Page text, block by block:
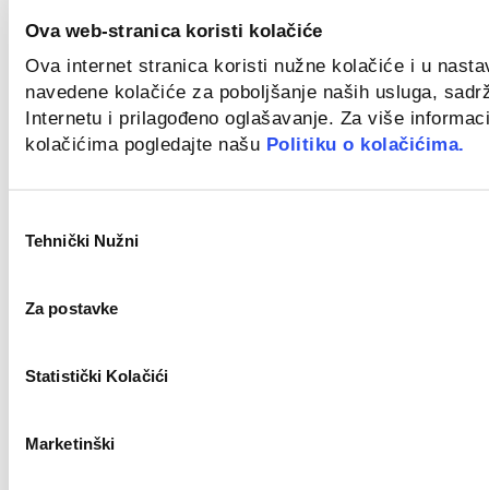
Ova web-stranica koristi kolačiće
Ova internet stranica koristi nužne kolačiće i u
navedene kolačiće za poboljšanje naših usluga,
Internetu i prilagođeno oglašavanje. Za više
kolačićima pogledajte našu Politiku o kolačićima.
pristanka
Tehnički Nužni
Za postavke
Statistički Kolačići
Marketinški
Novo
Zagreb